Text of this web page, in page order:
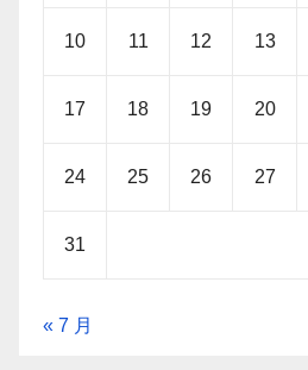
10 11 12 13
17 18 19 20
24 25 26 27
31
« 7 月